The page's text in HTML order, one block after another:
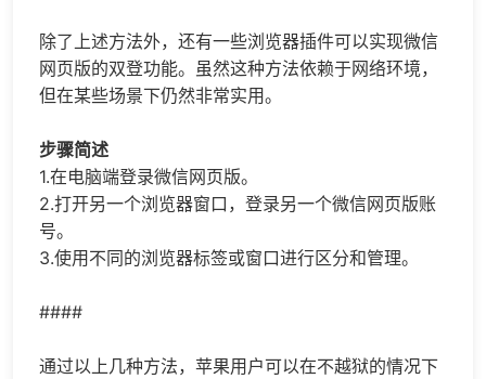
除了上述方法外，还有一些浏览器插件可以实现微信
网页版的双登功能。虽然这种方法依赖于网络环境，
但在某些场景下仍然非常实用。
步骤简述
1.在电脑端登录微信网页版。
2.打开另一个浏览器窗口，登录另一个微信网页版账
号。
3.使用不同的浏览器标签或窗口进行区分和管理。
####
通过以上几种方法，苹果用户可以在不越狱的情况下